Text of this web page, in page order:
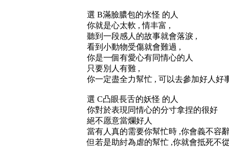
選 B滿臉膿包的水怪 的人
你就是心太軟 , 情丰富 ,
聽到一段感人的故事就會落淚 ,
看到小動物受傷就會難過 ,
你是一個有愛心有同情心的人
只要別人有難 ,
你一定盡全力幫忙 , 可以去參加好人好
選 C凸眼長舌的妖怪 的人
你對於表現同情心的分寸拿捏的很好
絕不愿意當爛好人
當有人真的需要你幫忙時 ,你會義不容
但若是助紂為虐的幫忙 ,你就會抵死不